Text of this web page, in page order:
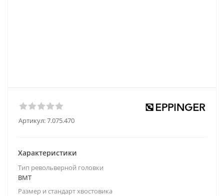
Артикул:7.075.470
Характеристики
Тип револьверной головки
BMT
Размер и стандарт хвостовика